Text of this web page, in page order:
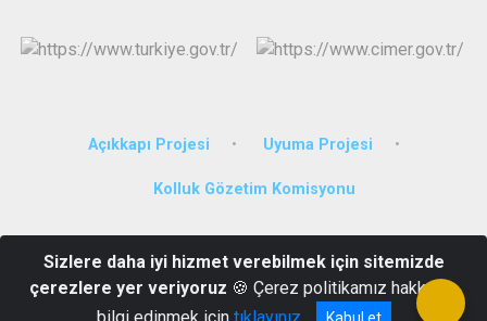
Açıkkapı Projesi Uyuma Projesi
Kolluk Gözetim Komisyonu
Artuklu/Mardin
0 482 212 33 06
Sizlere daha iyi hizmet verebilmek için sitemizde
çerezlere yer veriyoruz 🍪 Çerez politikamız hakkında